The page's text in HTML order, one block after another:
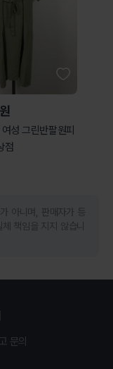
성 그린반팔원피
점
아니며, 판매자가 등
책임을 지지 않습니
문의